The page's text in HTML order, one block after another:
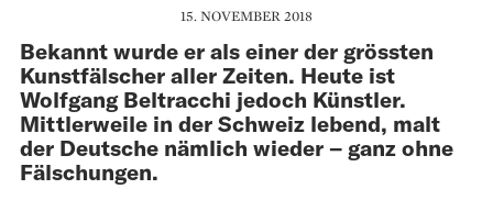
15. NOVEMBER 2018
Bekannt wurde er als einer der grössten
Kunstfälscher aller Zeiten. Heute ist
Wolfgang Beltracchi jedoch Künstler.
Mittlerweile in der Schweiz lebend, malt
der Deutsche nämlich wieder – ganz ohne
Fälschungen.